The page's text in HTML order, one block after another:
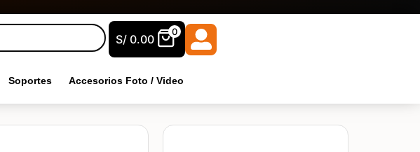
S/ 0.00
0
Soportes Accesorios Foto / Video